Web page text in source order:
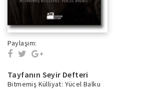
Paylaşım:
Tayfanın Seyir Defteri
Bitmemiş Külliyat: Yücel Balku